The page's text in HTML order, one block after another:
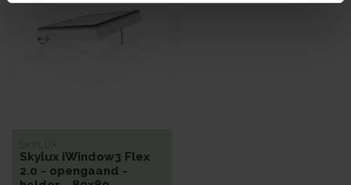
SKYLUX
Skylux iWindow3 Flex
2.0 - opengaand -